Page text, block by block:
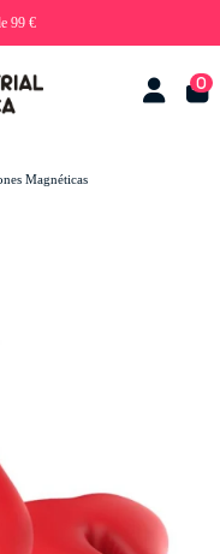
99 €
0
Magnéticas